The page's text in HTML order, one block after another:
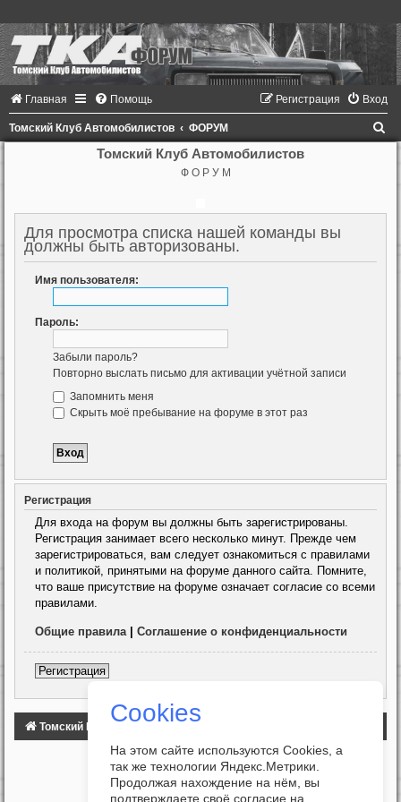
Главная Помощь Вход
Регистрация
Томский Клуб Автомобилистов ФОРУМ
Томский Клуб Автомобилистов
Ф О Р У М
Для просмотра списка нашей команды вы
должны быть авторизованы.
Имя пользователя:
Пароль:
Забыли пароль?
Повторно выслать письмо для активации учётной записи
Запомнить меня
Скрыть моё пребывание на форуме в этот раз
Регистрация
Для входа на форум вы должны быть зарегистрированы.
Регистрация занимает всего несколько минут. Прежде чем
зарегистрироваться, вам следует ознакомиться с правилами
и политикой, принятыми на форуме данного сайта. Помните,
что ваше присутствие на форуме означает согласие со всеми
правилами.
Общие правила | Соглашение о конфиденциальности
Регистрация
Томский Клуб Автомобилистов
Cookies
На этом сайте используются Cookies, а
так же технологии Яндекс.Метрики.
Продолжая нахождение на нём, вы
подтверждаете своё согласие на